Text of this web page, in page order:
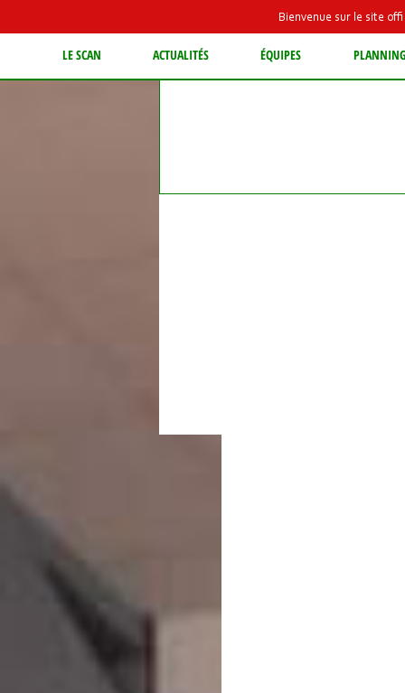
Bienvenue sur le site
LE SCAN ACTUALITÉS ÉQUIPES